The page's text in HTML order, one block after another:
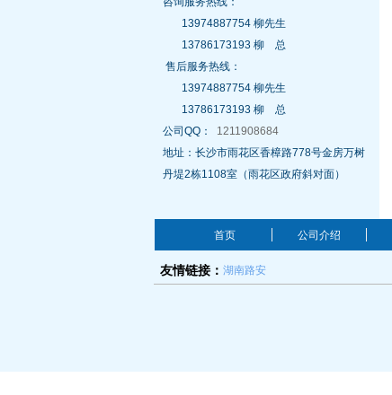
13974887754 柳先生
13786173193 柳 总
售后服务热线：
13974887754 柳先生
13786173193 柳 总
公司QQ： 1211908684
地址：长沙市雨花区香樟路778号金房万树
丹堤2栋1108室（雨花区政府斜对面）
首页 公司介绍
友情链接： 湖南路安